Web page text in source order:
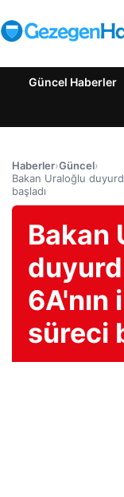
Güncel Haberler
Haberler›Güncel›
Bakan Uraloğlu
başladı
Bakan
6A'nın
süreci